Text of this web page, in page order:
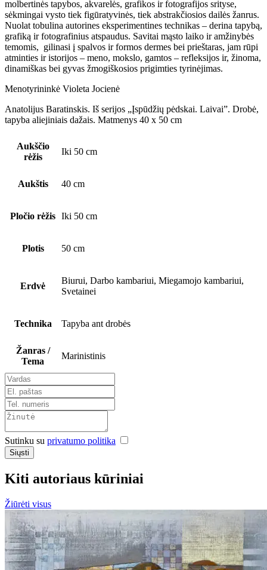
molbertinės tapybos, akvarelės, grafikos ir fotografijos srityse,
sėkmingai vysto tiek figūratyvinės, tiek abstrakčiosios dailės žanrus.
Nuolat tobulina autorines eksperimentines technikas – derina tapybą,
grafiką ir fotografinius atspaudus. Savitai mąsto laiko ir amžinybės
temomis, gilinasi į spalvos ir formos dermes bei prieštaras, jam rūpi
atminties ir istorijos – meno, mokslo, gamtos – refleksijos ir, žinoma,
dinamiškas bei gyvas žmogiškosios prigimties tyrinėjimas.
Menotyrininkė Violeta Jocienė
Anatolijus Baratinskis. Iš serijos „Įspūdžių pėdskai. Laivai”. Drobė,
tapyba aliejiniais dažais. Matmenys 40 x 50 cm
Aukščio
rėžis
Iki 50 cm
Aukštis 40 cm
Pločio rėžis Iki 50 cm
Plotis 50 cm
Erdvė
Biurui, Darbo kambariui, Miegamojo kambariui,
Svetainei
Technika Tapyba ant drobės
Žanras /
Tema
Marinistinis
Sutinku su privatumo politika
Siųsti
Kiti autoriaus kūriniai
Žiūrėti visus